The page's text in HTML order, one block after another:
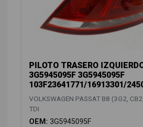
PILOTO TRASERO
3G5945095F 3G5945095F
103F23641771/16913301/
VOLKSWAGEN PASSAT B8 (3G2,
TDI
OEM: 3G5945095F